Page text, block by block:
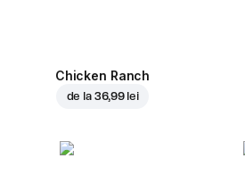
Chicken Ranch
de la 36,99 lei